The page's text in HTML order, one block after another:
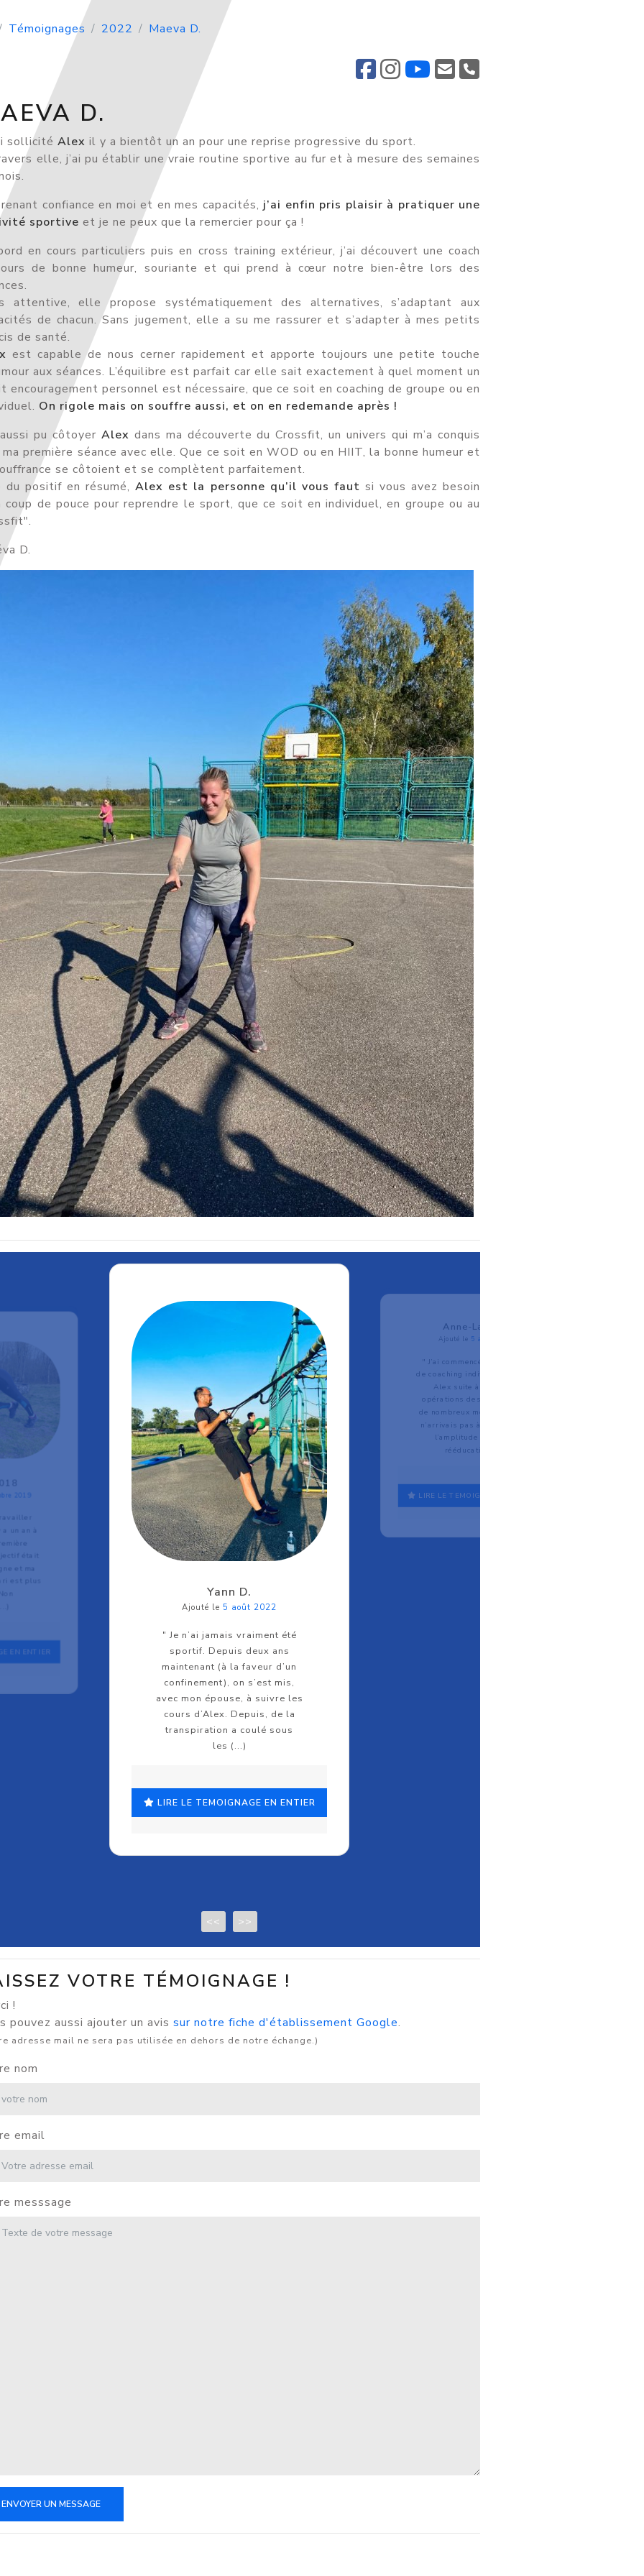
Témoignages 2022 Maeva D.
D.
sollicité Alex il y a bientôt un an pour une reprise progressive du sport.
elle, j’ai pu établir une vraie routine sportive au fur et à mesure des semaines
confiance en moi et en mes capacités, j’ai enfin pris plaisir à pratiquer une
sportive et je ne peux que la remercier pour ça !
en cours particuliers puis en cross training extérieur, j’ai découvert une coach
de bonne humeur, souriante et qui prend à cœur notre bien-être lors des
attentive, elle propose systématiquement des alternatives, s’adaptant aux
de chacun. Sans jugement, elle a su me rassurer et s’adapter à mes petits
de santé.
est capable de nous cerner rapidement et apporte toujours une petite touche
aux séances. L’équilibre est parfait car elle sait exactement à quel moment un
encouragement personnel est nécessaire, que ce soit en coaching de groupe ou en
On rigole mais on souffre aussi, et on en redemande après !
aussi pu côtoyer Alex dans ma découverte du Crossfit, un univers qui m’a conquis
première séance avec elle. Que ce soit en WOD ou en HIIT, la bonne humeur et
se côtoient et se complètent parfaitement.
du positif en résumé,Alex est la personne qu’il vous faut si vous avez besoin
coup de pouce pour reprendre le sport, que ce soit en individuel, en groupe ou au
D.
2019
un an à
était
et ma
est plus
EN ENTIER
Yann D.
Ajouté le 5 août 2022
" Je n’ai jamais vraiment été
sportif. Depuis deux ans
maintenant (à la faveur d’un
confinement), on s’est mis,
avec mon épouse, à suivre les
cours d’Alex. Depuis, de la
transpiration a coulé sous
les (...)
LIRE LE TEMOIGNAGE EN ENTIER
Anne-Laure L.
Ajouté le 5 août 2022
" J’ai commencé les séances
de coaching individuelles avec
Alex suite à plusieurs
opérations des épaules et à
de nombreux mois de kiné. Je
n’arrivais pas à retrouver de
l’amplitude malgré la
rééducation. (...)
LIRE LE TEMOIGNAGE EN ENTIER
<< >>
VOTRE TÉMOIGNAGE !
!
pouvez aussi ajouter un avis sur notre fiche d'établissement Google.
adresse mail ne sera pas utilisée en dehors de notre échange.)
nom
email
messsage
ENVOYER UN MESSAGE